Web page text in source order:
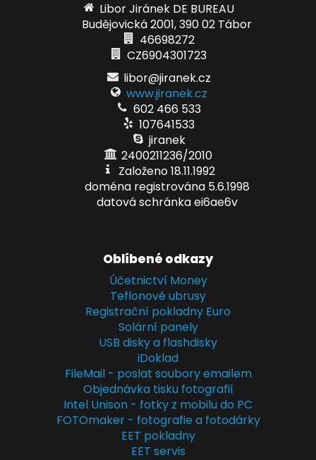
Libor Jiránek DE BUREAU
Budějovická 2001, 390 02 Tábor
46698272
CZ6904301723
libor@jiranek.cz
www.jiranek.cz
602 466 533
107641533
jiranek
2400211236/2010
Založeno 18.11.1992
doména registrována 5.6.1998
datová schránka ei6ae6v
Oblíbené odkazy
Účetnictví Money
Teflonové ubrusy
Registrační pokladny Euro
Solární panely
USB disky a flashdisky
iDoklad
FileMail - poslat soubory emailem
Objednávka tisku fotografií
Intel Unison - fotky z mobilu do PC
FOTOmaker - fotografie a fotodárky
EET pokladny
EET servis